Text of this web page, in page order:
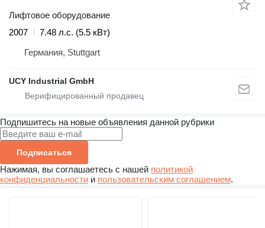
Лифтовое оборудование
2007
7.48 л.с. (5.5 кВт)
Германия, Stuttgart
UCY Industrial GmbH
Подпишитесь на новые объявления данной рубрики
Подписаться
Нажимая, вы соглашаетесь с нашей политикой
конфиденциальности и пользовательским соглашением.